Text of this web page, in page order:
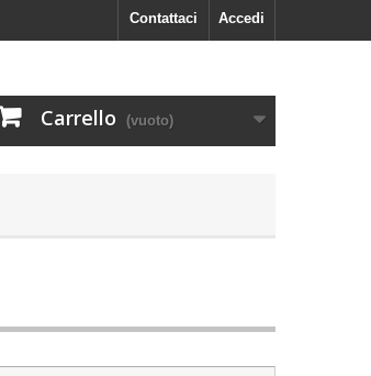
Accedi
Contattaci
Carrello (vuoto)